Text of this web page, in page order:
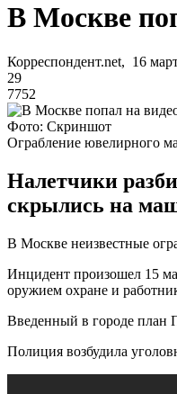
В Москве
Корреспондент.net, 16
29
7752
Фото: Скриншот
Ограбление ювелирного
Налетчики
скрылись на
В Москве неизвестные
Инцидент произошел 15
оружием охране и
Введенный в городе план
Полиция возбудила